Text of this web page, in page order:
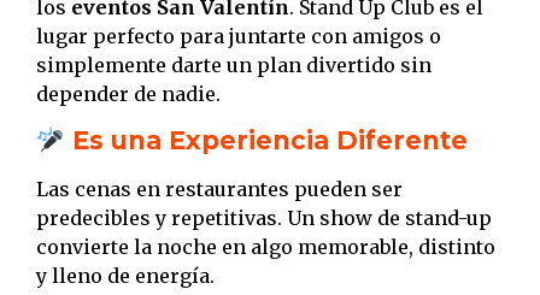
los eventos San Valentín. Stand Up Club es el
lugar perfecto para juntarte con amigos o
simplemente darte un plan divertido sin
depender de nadie.
Es una Experiencia Diferente
Las cenas en restaurantes pueden ser
predecibles y repetitivas. Un show de stand-up
convierte la noche en algo memorable, distinto
y lleno de energía.